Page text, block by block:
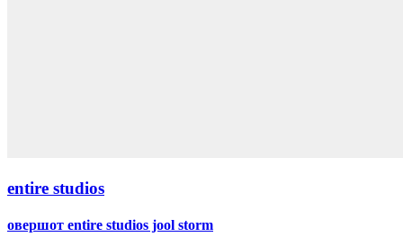
entire studios
овершот entire studios jool storm